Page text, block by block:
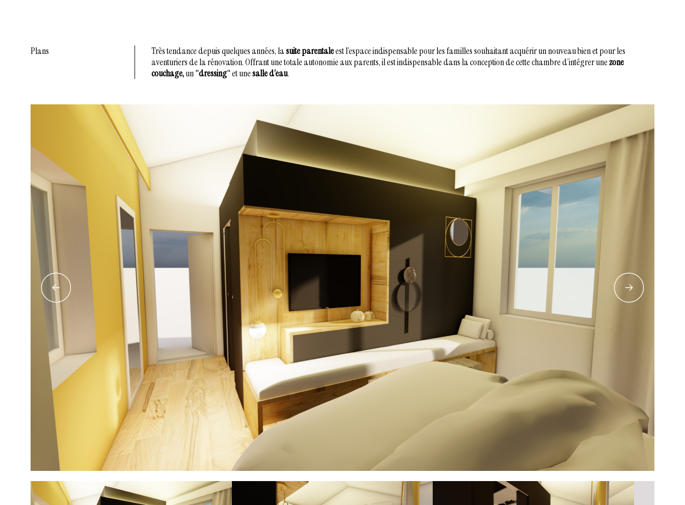
Plans Très tendance depuis quelques années, lasuite parentaleest l’espace indispensable pour les familles souhaitant acquérir un nouveau bien et pour les
aventuriers de la rénovation.Offrant une totale autonomie aux parents, il est indispensable dans la conception de cette chambre d’intégrerunezone
couchage,un "dressing" et unesalle d’eau.